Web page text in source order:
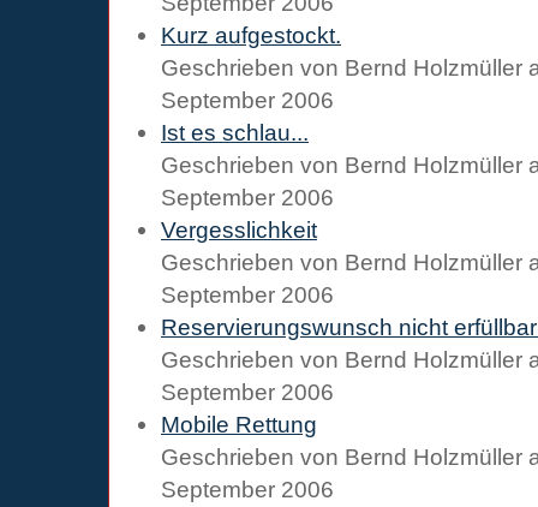
Kurz aufgestockt.
Geschrieben von Bernd Holzmüller
September 2006
Ist es schlau...
Geschrieben von Bernd Holzmüller
September 2006
Vergesslichkeit
Geschrieben von Bernd Holzmüller
September 2006
Reservierungswunsch nicht
Geschrieben von Bernd Holzmüller
September 2006
Mobile Rettung
Geschrieben von Bernd Holzmüller
September 2006